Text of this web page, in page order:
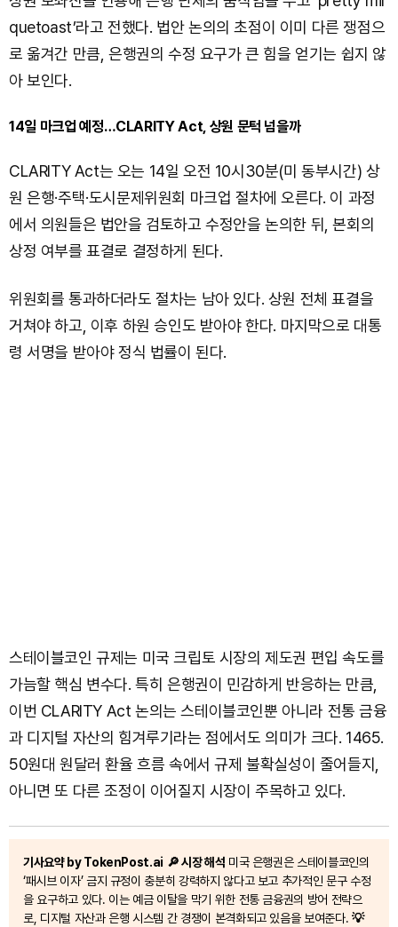
quetoast’라고 전했다. 법안 논의의 초점이 이미 다른 쟁점으
로 옮겨간 만큼, 은행권의 수정 요구가 큰 힘을 얻기는 쉽지 않
아 보인다.
14일 마크업 예정…CLARITY Act, 상원 문턱 넘을까
CLARITY Act는 오는 14일 오전 10시30분(미 동부시간) 상
원 은행·주택·도시문제위원회 마크업 절차에 오른다. 이 과정
에서 의원들은 법안을 검토하고 수정안을 논의한 뒤, 본회의
상정 여부를 표결로 결정하게 된다.
위원회를 통과하더라도 절차는 남아 있다. 상원 전체 표결을
거쳐야 하고, 이후 하원 승인도 받아야 한다. 마지막으로 대통
령 서명을 받아야 정식 법률이 된다.
스테이블코인 규제는 미국 크립토 시장의 제도권 편입 속도를
가늠할 핵심 변수다. 특히 은행권이 민감하게 반응하는 만큼,
이번 CLARITY Act 논의는 스테이블코인뿐 아니라 전통 금융
과 디지털 자산의 힘겨루기라는 점에서도 의미가 크다. 1465.
50원대 원달러 환율 흐름 속에서 규제 불확실성이 줄어들지,
아니면 또 다른 조정이 이어질지 시장이 주목하고 있다.
기사요약 by TokenPost.ai 🔎 시장 해석 미국 은행권은 스테이블코인의
‘패시브 이자’ 금지 규정이 충분히 강력하지 않다고 보고 추가적인 문구 수정
을 요구하고 있다. 이는 예금 이탈을 막기 위한 전통 금융권의 방어 전략으
로, 디지털 자산과 은행 시스템 간 경쟁이 본격화되고 있음을 보여준다. 💡